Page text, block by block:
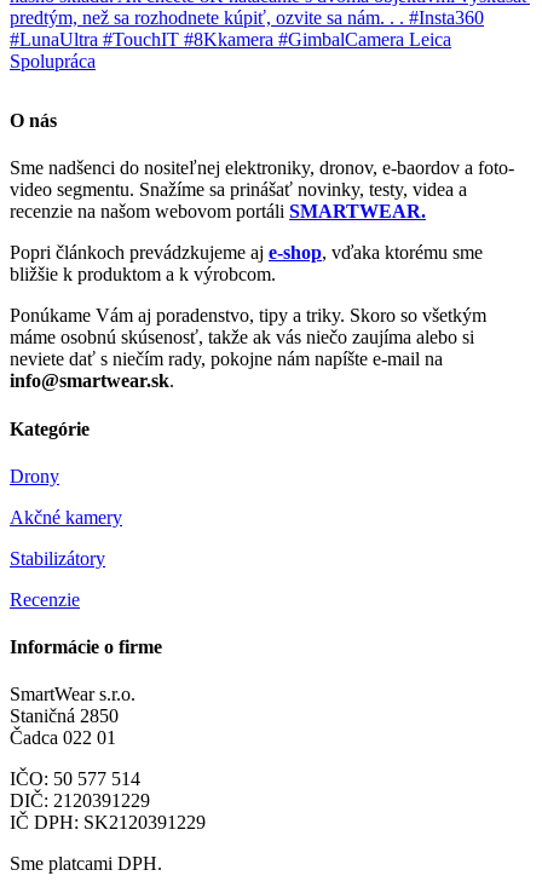
O nás
Sme nadšenci do nositeľnej elektroniky, dronov, e-baordov a foto-
video segmentu. Snažíme sa prinášať novinky, testy, videa a
recenzie na našom webovom portáli SMARTWEAR.
Popri článkoch prevádzkujeme aj e-shop, vďaka ktorému sme
bližšie k produktom a k výrobcom.
Ponúkame Vám aj poradenstvo, tipy a triky. Skoro so všetkým
máme osobnú skúsenosť, takže ak vás niečo zaujíma alebo si
neviete dať s niečím rady, pokojne nám napíšte e-mail na
info@smartwear.sk.
Kategórie
Drony
Akčné kamery
Stabilizátory
Recenzie
Informácie o firme
SmartWear s.r.o.
Staničná 2850
Čadca 022 01
IČO: 50 577 514
DIČ: 2120391229
IČ DPH: SK2120391229
Sme platcami DPH.